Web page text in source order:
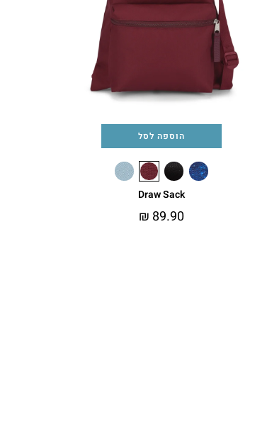
הוספה לסל
Draw Sack
₪ 89.90